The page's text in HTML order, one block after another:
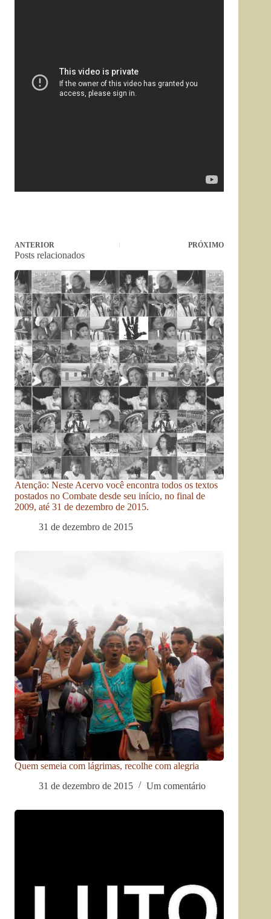
ANTERIOR PRÓXIMO
Posts relacionados
Atenção: Neste Acervo você encontra todos os textos
postados no Combate desde seu início, no final de
2009, até 31 de dezembro de 2015.
31 de dezembro de 2015
Quem semeia com lágrimas, recolhe com alegria
31 de dezembro de 2015
Um comentário